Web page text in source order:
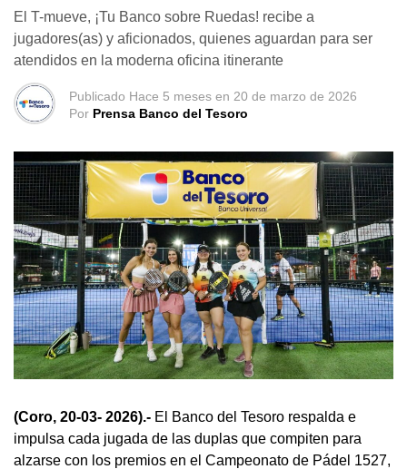
El T-mueve, ¡Tu Banco sobre Ruedas! recibe a
jugadores(as) y aficionados, quienes aguardan para ser
atendidos en la moderna oficina itinerante
Publicado Hace 5 meses en 20 de marzo de 2026
Por Prensa Banco del Tesoro
(Coro, 20-03- 2026).- El Banco del Tesoro respalda e
impulsa cada jugada de las duplas que compiten para
alzarse con los premios en el Campeonato de Pádel 1527,